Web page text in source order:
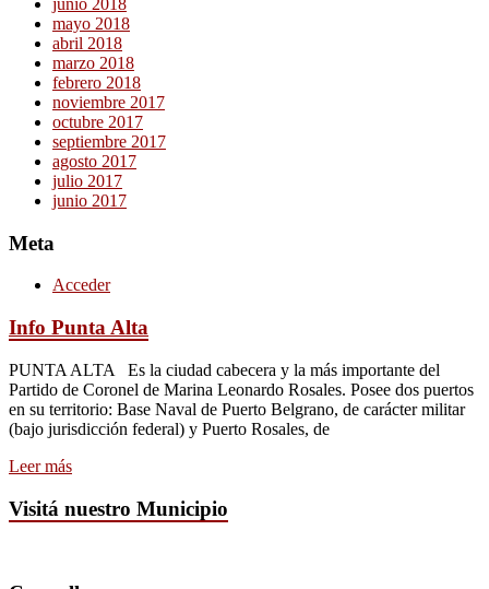
junio 2018
mayo 2018
abril 2018
marzo 2018
febrero 2018
noviembre 2017
octubre 2017
septiembre 2017
agosto 2017
julio 2017
junio 2017
Meta
Acceder
Info Punta Alta
PUNTA ALTA Es la ciudad cabecera y la más importante del
Partido de Coronel de Marina Leonardo Rosales. Posee dos puertos
en su territorio: Base Naval de Puerto Belgrano, de carácter militar
(bajo jurisdicción federal) y Puerto Rosales, de
Leer más
Visitá nuestro Municipio